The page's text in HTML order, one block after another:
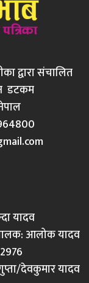
द्वारा संचालित
डटकम
यादव
आलोक यादव
देवकुमार यादव